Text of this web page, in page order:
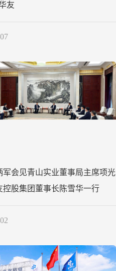
友
军会见青山实业董事局主席项光
控股集团董事长陈雪华一行